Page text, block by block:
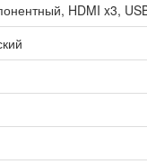
HDMI x3,